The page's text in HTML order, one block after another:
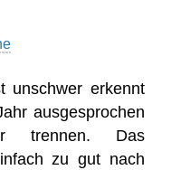
unschwer erkennt
ausgesprochen
trennen. Das
zu gut nach